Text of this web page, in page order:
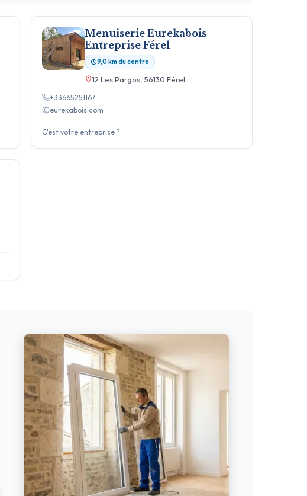
Menuiserie Eurekabois
Entreprise Férel
9,0 km du centre
12 Les Pargos, 56130 Férel
+33665251167
eurekabois.com
C'est votre entreprise ?